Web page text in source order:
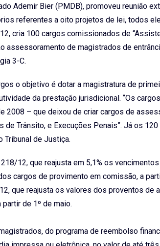
Ademir Bier (PMDB), promoveu reunião
referentes a oito projetos de lei, todos
cria 100 cargos comissionados de
assessoramento de magistrados de
3-C.
o objetivo é dotar a magistratura de
da prestação jurisdicional. “Os
2008 – que deixou de criar cargos de
Trânsito, e Execuções Penais”. Já os
de Justiça.
12, que reajusta em 5,1% os
cargos de provimento em comissão, a
que reajusta os valores dos proventos de
de 1º de maio.
do programa de reembolso